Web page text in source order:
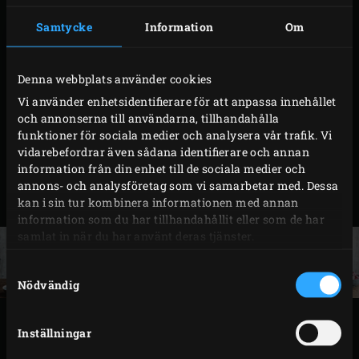
Samtycke Information Om
Denna webbplats använder cookies
Vi använder enhetsidentifierare för att anpassa innehållet
och annonserna till användarna, tillhandahålla
funktioner för sociala medier och analysera vår trafik. Vi
vidarebefordrar även sådana identifierare och annan
information från din enhet till de sociala medier och
annons- och analysföretag som vi samarbetar med. Dessa
kan i sin tur kombinera informationen med annan
information som du har tillhandahållit eller som de har
samlat in när du har använt deras tjänster.
Nödvändig
Inställningar
Skala nashipäronet och ta bort kärnhuset. Skär
fruktköttet i mycket små tärningar. Skala en
vitlöksklyftor och hacka fint. Blanda päron,
schalottenlök och vitlök i marinadblandningen,
blanda med köttet och marinera övertäckt i
kylskåpet i 3 timmar. Täck även över den andra
skålen med såsblandningen, den kan du låta stå i
rumstemperatur.